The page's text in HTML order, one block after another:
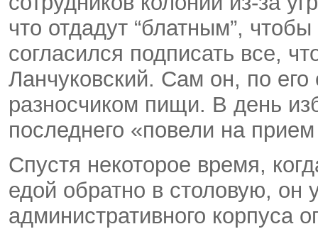
что отдадут “блатным”,
согласился подписать все,
Ланчуковский. Сам он, по
разносчиком пищи. В день
последнего «повели на
Спустя некоторое время,
едой обратно в столовую, он
административного корпуса